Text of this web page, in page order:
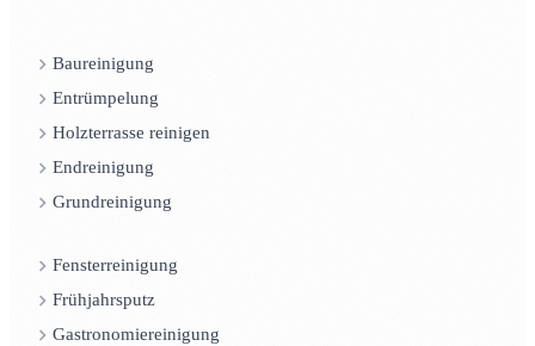
Baureinigung
Entrümpelung
Holzterrasse reinigen
Endreinigung
Grundreinigung
Fensterreinigung
Frühjahrsputz
Gastronomiereinigung